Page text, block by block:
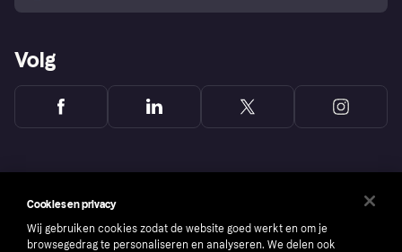
Volg
Cookies en privacy
Wij gebruiken cookies zodat de website goed werkt en om je
browsegedrag te personaliseren en analyseren. We delen ook